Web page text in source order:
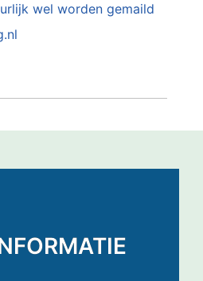
wel worden gemaild